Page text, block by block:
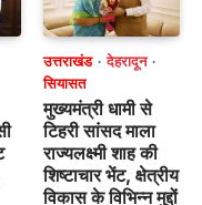
उत्तराखंड
देहरादून
सियासत
मुख्यमंत्री धामी से
टिहरी सांसद माला
राज्यलक्ष्मी शाह की
शिष्टाचार भेंट, क्षेत्रीय
विकास के विभिन्न मुद्दों